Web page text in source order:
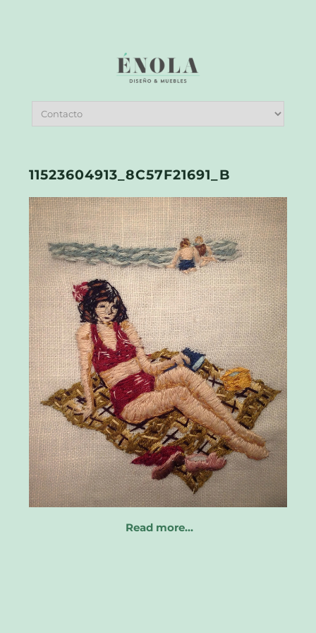
11523604913_8C57F21691_B
Read more…